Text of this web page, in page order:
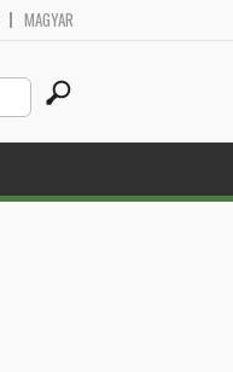
MAGYAR
Search
this
site